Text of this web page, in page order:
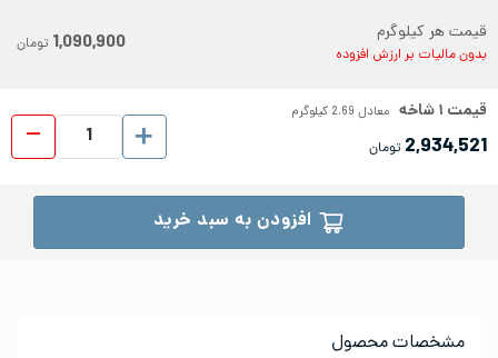
مشخصات محصول
قیمت هر کیلوگرم
بدون مالیات بر ارزش افزوده 1,090,900 تومان
قیمت ۱شاخه معادل 2.69 کیلوگرم
2,934,521 تومان
افزودن به سبد خرید